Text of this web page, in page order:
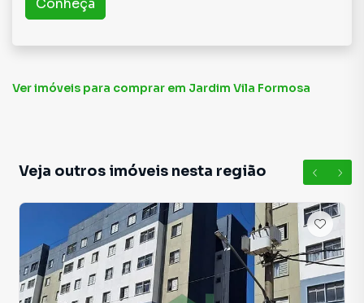
time de programadores, corretores treinados e uma
proprietários e inquilinos.
Conheça
Ver imóveis para comprar em Jardim Vila Formosa
Veja outros imóveis nesta região